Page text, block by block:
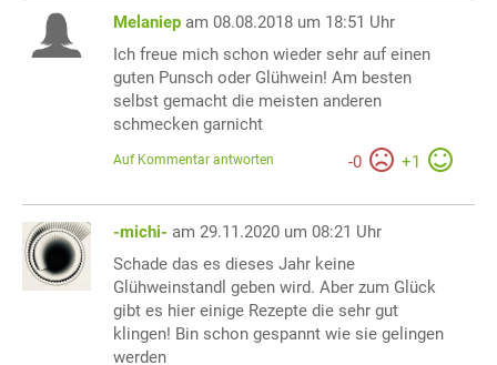
Melaniep am 08.08.2018 um 18:51 Uhr
Ich freue mich schon wieder sehr auf einen
guten Punsch oder Glühwein! Am besten
selbst gemacht die meisten anderen
schmecken garnicht
-0 +1
Auf Kommentar antworten
-michi- am 29.11.2020 um 08:21 Uhr
Schade das es dieses Jahr keine
Glühweinstandl geben wird. Aber zum Glück
gibt es hier einige Rezepte die sehr gut
klingen! Bin schon gespannt wie sie gelingen
werden